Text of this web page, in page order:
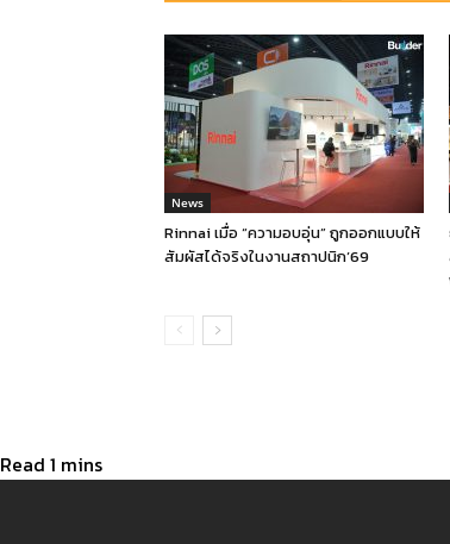
News
Rinnai เมื่อ “ความอบอุ่น” ถูกออกแบบให้
สัมผัสได้จริงในงานสถาปนิก’69